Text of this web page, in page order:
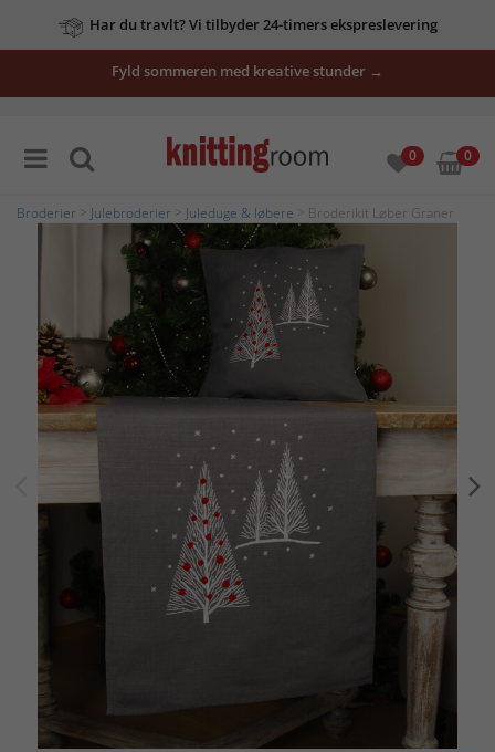
Har du travlt? Vi tilbyder 24-timers ekspreslevering
Fyld sommeren med kreative stunder →
0 0
Broderier Julebroderier Juleduge & løbere > Broderikit Løber Graner